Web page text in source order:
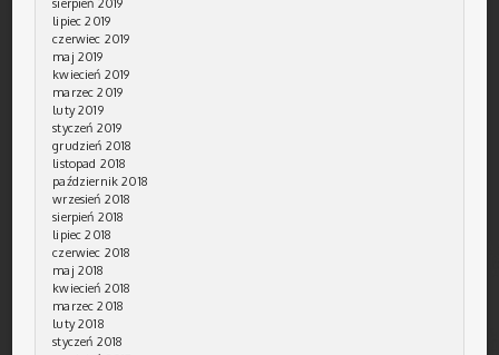
sierpień 2019
lipiec 2019
czerwiec 2019
maj 2019
kwiecień 2019
marzec 2019
luty 2019
styczeń 2019
grudzień 2018
listopad 2018
październik 2018
wrzesień 2018
sierpień 2018
lipiec 2018
czerwiec 2018
maj 2018
kwiecień 2018
marzec 2018
luty 2018
styczeń 2018